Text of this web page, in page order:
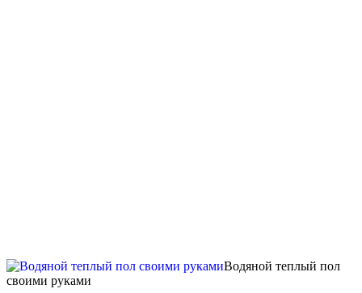
Водяной теплый пол
своими руками